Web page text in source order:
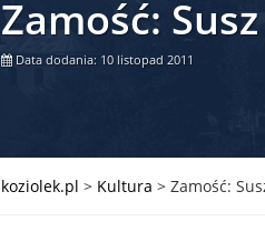
Władimir Putin po ultimatum
Były prezydent Korei Płd. nie dał
Zamość:
Data dodania: 10 listopad 2011
koziolek.pl > Kultura > Zamość: